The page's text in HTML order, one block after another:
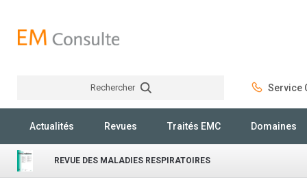
Rechercher Service
Actualités Revues Traités EMC Domaines
REVUE DES MALADIES RESPIRATOIRES